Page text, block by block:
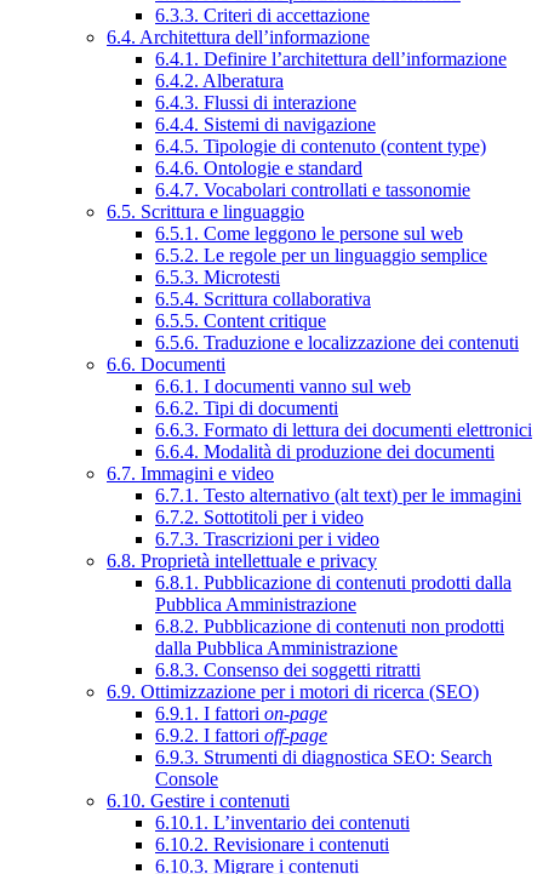
6.3.3. Criteri di accettazione
6.4. Architettura dell’informazione
6.4.1. Definire l’architettura dell’informazione
6.4.2. Alberatura
6.4.3. Flussi di interazione
6.4.4. Sistemi di navigazione
6.4.5. Tipologie di contenuto (content type)
6.4.6. Ontologie e standard
6.4.7. Vocabolari controllati e tassonomie
6.5. Scrittura e linguaggio
6.5.1. Come leggono le persone sul web
6.5.2. Le regole per un linguaggio semplice
6.5.3. Microtesti
6.5.4. Scrittura collaborativa
6.5.5. Content critique
6.5.6. Traduzione e localizzazione dei contenuti
6.6. Documenti
6.6.1. I documenti vanno sul web
6.6.2. Tipi di documenti
6.6.3. Formato di lettura dei documenti elettronici
6.6.4. Modalità di produzione dei documenti
6.7. Immagini e video
6.7.1. Testo alternativo (alt text) per le immagini
6.7.2. Sottotitoli per i video
6.7.3. Trascrizioni per i video
6.8. Proprietà intellettuale e privacy
6.8.1. Pubblicazione di contenuti prodotti dalla
Pubblica Amministrazione
6.8.2. Pubblicazione di contenuti non prodotti
dalla Pubblica Amministrazione
6.8.3. Consenso dei soggetti ritratti
6.9. Ottimizzazione per i motori di ricerca (SEO)
6.9.1. I fattori on-page
6.9.2. I fattori off-page
6.9.3. Strumenti di diagnostica SEO: Search
Console
6.10. Gestire i contenuti
6.10.1. L’inventario dei contenuti
6.10.2. Revisionare i contenuti
6.10.3. Migrare i contenuti